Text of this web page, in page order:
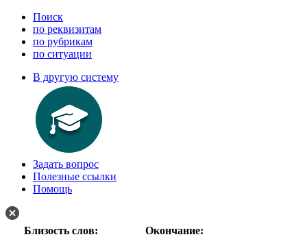
Поиск
по реквизитам
по рубрикам
по ситуации
В другую систему
Задать вопрос
Полезные ссылки
Помощь
Близость слов:
Окончание: